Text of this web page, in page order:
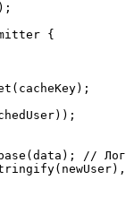
{
//